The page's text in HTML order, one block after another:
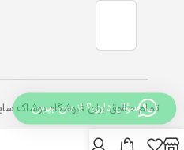
تمام حقوق برای فروشگاه پوشاک
سؤال داری؟ از من بپرس